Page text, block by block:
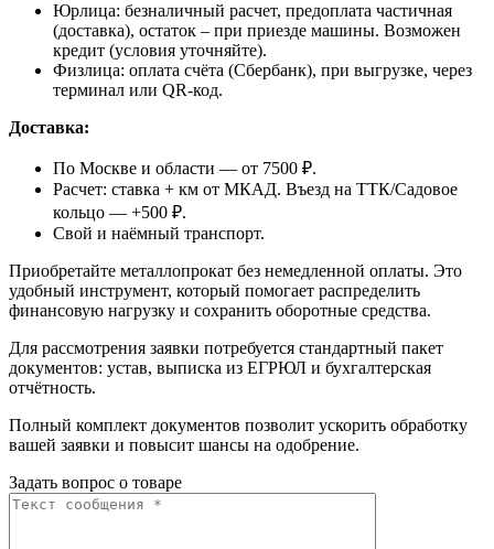
Юрлица: безналичный расчет, предоплата частичная
(доставка), остаток – при приезде машины. Возможен
кредит (условия уточняйте).
Физлица: оплата счёта (Сбербанк), при выгрузке, через
терминал или QR-код.
Доставка:
По Москве и области — от 7500 ₽.
Расчет: ставка + км от МКАД. Въезд на ТТК/Садовое
кольцо — +500 ₽.
Свой и наёмный транспорт.
Приобретайте металлопрокат без немедленной оплаты. Это
удобный инструмент, который помогает распределить
финансовую нагрузку и сохранить оборотные средства.
Для рассмотрения заявки потребуется стандартный пакет
документов: устав, выписка из ЕГРЮЛ и бухгалтерская
отчётность.
Полный комплект документов позволит ускорить обработку
вашей заявки и повысит шансы на одобрение.
Задать вопрос о товаре